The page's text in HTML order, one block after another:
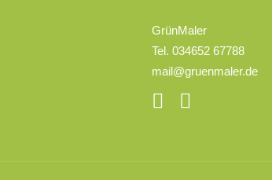
GrünMaler
Tel. 034652 67788
mail@gruenmaler.de